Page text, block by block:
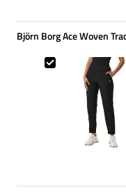
Björn Borg Ace Woven
Björn Borg Ace Woven Track Pant